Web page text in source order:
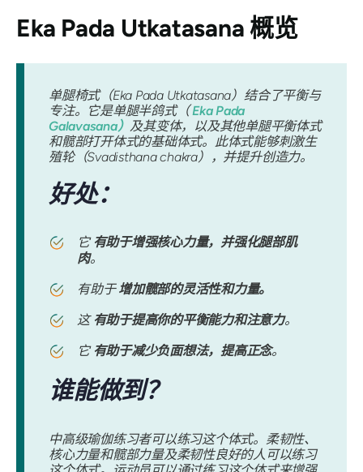
Eka Pada Utkatasana 概览
单腿椅式（Eka Pada Utkatasana）结合了平衡与
专注。它是单腿半鸽式（Eka Pada
Galavasana） 及其变体，以及其他单腿平衡体式
和髋部打开体式的基础体式。此体式能够刺激生
殖轮（Svadisthana chakra），并提升创造力。
好处：
它 有助于增强核心力量，并强化腿部肌
肉。
有助于增加髋部的灵活性和力量。
这 有助于提高你的平衡能力和注意力。
它 有助于减少负面想法，提高正念。
谁能做到？
中高级瑜伽练习者可以练习这个体式。柔韧性、
核心力量和髋部力量及柔韧性良好的人可以练习